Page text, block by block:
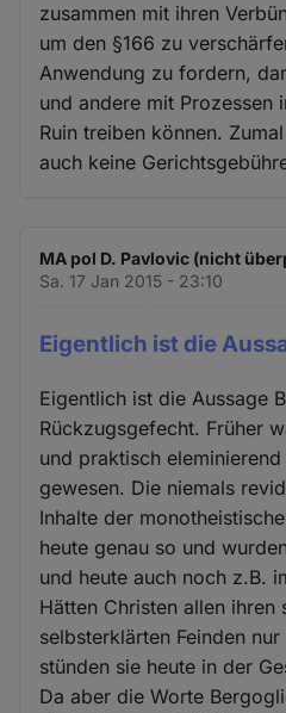
zusammen mit ihren
um den §166 zu
Anwendung zu fordern,
und andere mit Prozessen
Ruin treiben können.
auch keine
MA pol D. Pavlovic (nicht
Sa. 17 Jan 2015 - 23:10
Eigentlich ist die
Eigentlich ist die Aussage
Rückzugsgefecht. Früher
und praktisch
gewesen. Die niemals
Inhalte der
heute genau so und
und heute auch noch z.B.
Hätten Christen allen
selbsterklärten Feinden
stünden sie heute in der
Da aber die Worte